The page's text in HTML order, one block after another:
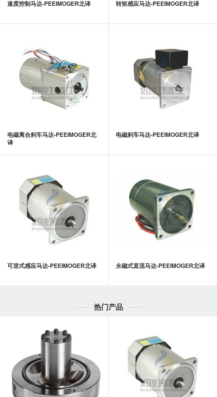
速度控制马达-PEEIMOGER北译 转矩感应马达-PEEIMOGER北译
电磁离合刹车马达-PEEIMOGER北
译
电磁刹车马达-PEEIMOGER北译
可逆式感应马达-PEEIMOGER北译 永磁式直流马达-PEEIMOGER北译
热门产品